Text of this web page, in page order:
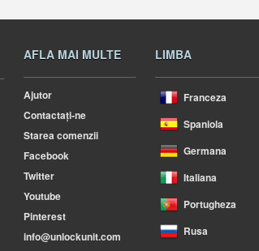
AFLA MAI MULTE
Ajutor
Contactați-ne
Starea comenzii
Facebook
Twitter
Youtube
Pinterest
info@unlockunit.com
LIMBA
Franceza
Spaniola
Germana
Italiana
Portugheza
Rusa